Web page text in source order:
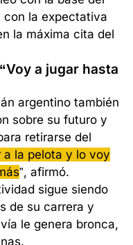
con la expectativa
la máxima cita del
a jugar hasta
argentino también
sobre su futuro y
retirarse del
a la pelota y lo voy
”, afirmó.
sigue siendo
de su carrera y
le genera bronca,